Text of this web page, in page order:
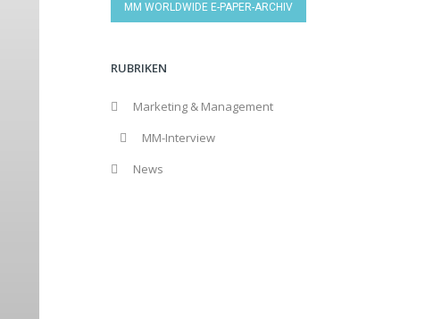
MM WORLDWIDE E-PAPER-ARCHIV
RUBRIKEN
Marketing & Management
MM-Interview
News